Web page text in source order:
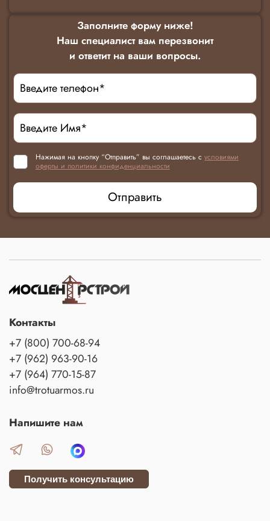
Заполните форму ниже!
Наш специалист вам перезвонит
и ответит на ваши вопросы.
Нажимая на кнопку “Отправить” вы соглашаетесь с условиями
оферты и политики конфиденциальности
Отправить
Контакты
+7 (800) 700-68-94
+7 (962) 963-90-16
+7 (964) 770-15-87
info@trotuarmos.ru
Напишите нам
Получить консультацию